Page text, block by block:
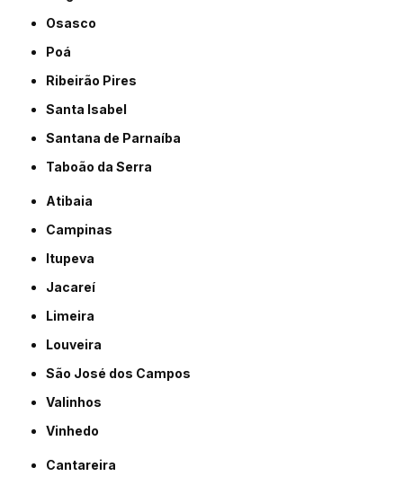
Osasco
Poá
Ribeirão Pires
Santa Isabel
Santana de Parnaíba
Taboão da Serra
Atibaia
Campinas
Itupeva
Jacareí
Limeira
Louveira
São José dos Campos
Valinhos
Vinhedo
Cantareira